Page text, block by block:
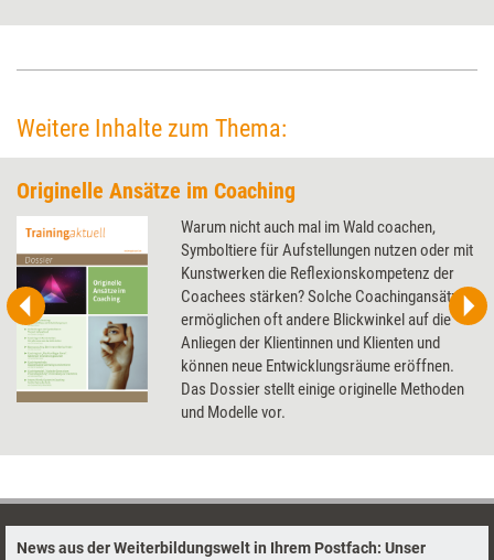
der Umgang mit Geschichten das Coaching bereichern kann.
Weitere Inhalte zum Thema:
Originelle Ansätze im Coaching
Warum nicht auch mal im Wald coachen,
Symboltiere für Aufstellungen nutzen oder mit
Kunstwerken die Reflexionskompetenz der
Coachees stärken? Solche Coachingansätze
ermöglichen oft andere Blickwinkel auf die
Anliegen der Klientinnen und Klienten und
können neue Entwicklungsräume eröffnen.
Das Dossier stellt einige originelle Methoden
und Modelle vor.
News aus der Weiterbildungswelt in Ihrem Postfach: Unser